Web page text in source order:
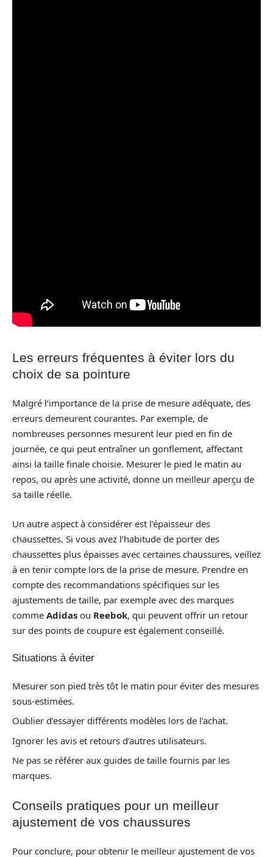
Les erreurs fréquentes à éviter lors du
choix de sa pointure
Malgré l’importance de la prise de mesure adéquate, des
erreurs demeurent courantes. Par exemple, de
nombreuses personnes mesurent leur pied en fin de
journée, ce qui peut entraîner un gonflement, affectant
ainsi la taille finale choisie. Mesurer le pied le matin au
repos, ou après une activité, donne un meilleur aperçu de
sa taille réelle.
Un autre aspect à considérer est l’épaisseur des
chaussettes. Si vous avez l’habitude de porter des
chaussettes plus épaisses avec certaines chaussures, veillez
à en tenir compte lors de la prise de mesure. Prendre en
compte des recommandations spécifiques sur les
ajustements de taille, par exemple avec des marques
comme Adidas ou Reebok, qui peuvent offrir un retour
sur des points de coupure est également conseillé.
Situations à éviter
Mesurer son pied très tôt le matin pour éviter des mesures
sous-estimées.
Oublier d’essayer différents modèles lors de l’achat.
Ignorer les avis et retours d’autres utilisateurs.
Ne pas se référer aux guides de taille fournis par les
marques.
Conseils pratiques pour un meilleur
ajustement de vos chaussures
Pour conclure, pour obtenir le meilleur ajustement de vos